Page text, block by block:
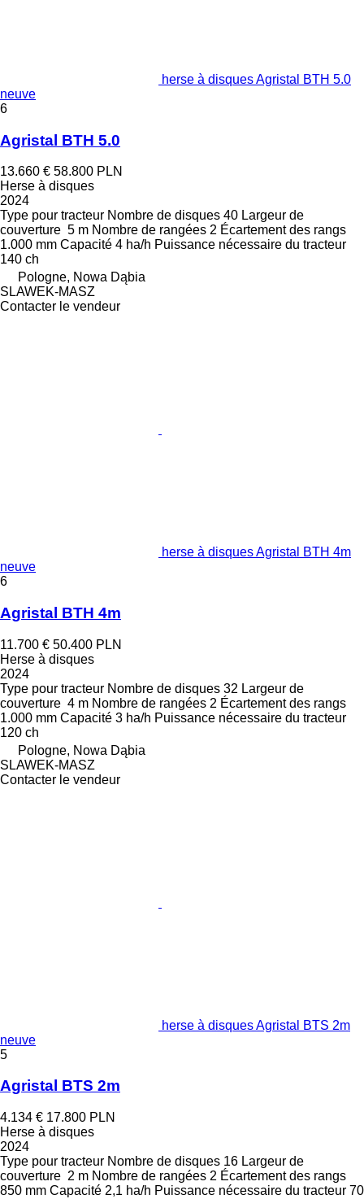
herse à disques Agristal BTH 5.0
neuve
6
Agristal BTH 5.0
13.660 € 58.800 PLN
Herse à disques
2024
Type pour tracteur Nombre de disques 40 Largeur de
couverture 5 m Nombre de rangées 2 Écartement des rangs
1.000 mm Capacité 4 ha/h Puissance nécessaire du tracteur
140 ch
Pologne, Nowa Dąbia
SLAWEK-MASZ
Contacter le vendeur
herse à disques Agristal BTH 4m
neuve
6
Agristal BTH 4m
11.700 € 50.400 PLN
Herse à disques
2024
Type pour tracteur Nombre de disques 32 Largeur de
couverture 4 m Nombre de rangées 2 Écartement des rangs
1.000 mm Capacité 3 ha/h Puissance nécessaire du tracteur
120 ch
Pologne, Nowa Dąbia
SLAWEK-MASZ
Contacter le vendeur
herse à disques Agristal BTS 2m
neuve
5
Agristal BTS 2m
4.134 € 17.800 PLN
Herse à disques
2024
Type pour tracteur Nombre de disques 16 Largeur de
couverture 2 m Nombre de rangées 2 Écartement des rangs
850 mm Capacité 2,1 ha/h Puissance nécessaire du tracteur 70